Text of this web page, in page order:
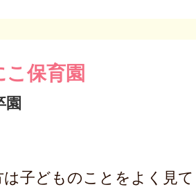
保育園
園
は子どものことをよく見